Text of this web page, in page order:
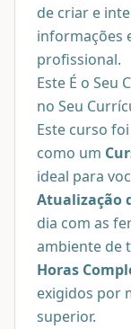
de criar e
informações
profissional.
Este É o Seu
no Seu
Este curso
como um
ideal para
Atualização
dia com as
ambiente de
Horas
exigidos por
superior.